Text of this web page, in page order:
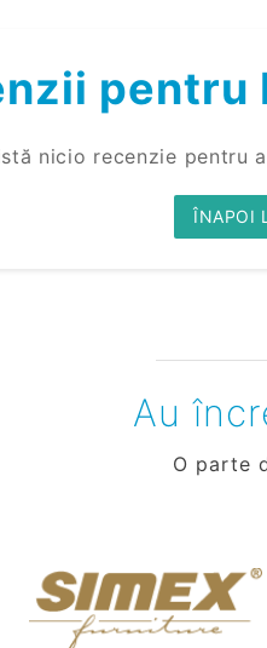
pentru
nicio recenzie pentru
ÎNAPOI
Au
O parte